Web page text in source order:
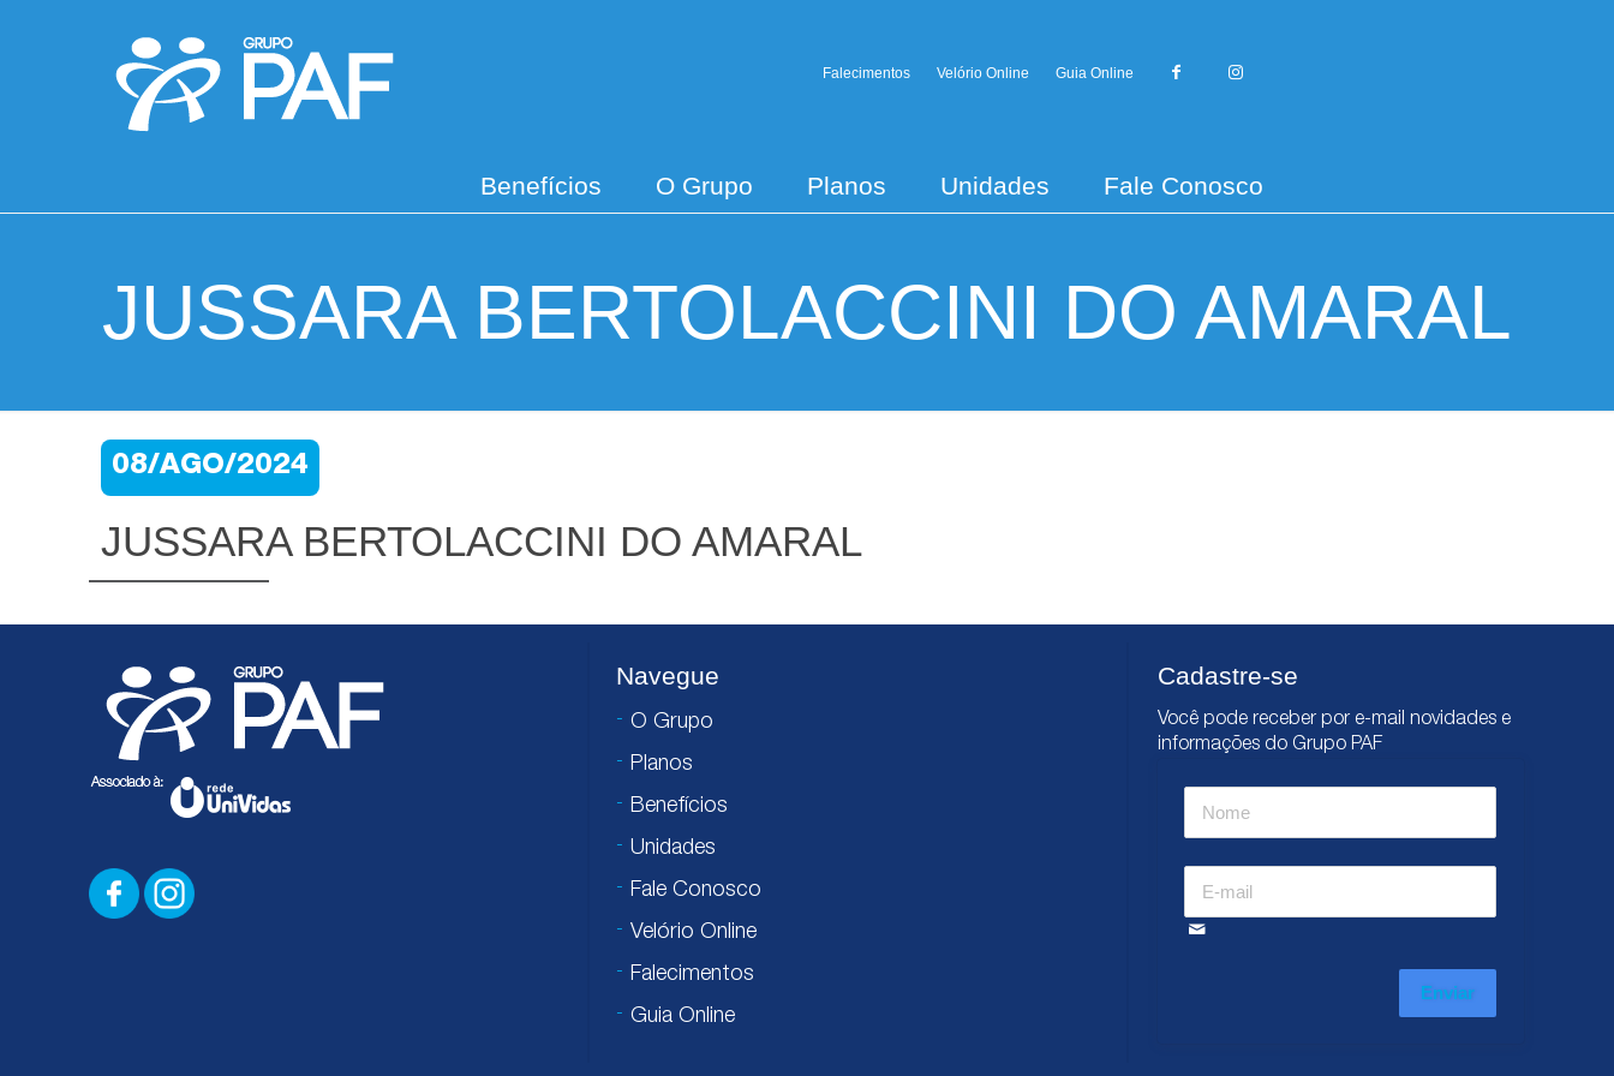
Falecimentos Velório Online Guia Online
Benefícios O Grupo Planos Unidades Fale Conosco
JUSSARA BERTOLACCINI DO AMARAL
08/AGO/2024
JUSSARA BERTOLACCINI DO AMARAL
Navegue
O Grupo
Planos
Benefícios
Unidades
Fale Conosco
Velório Online
Falecimentos
Guia Online
Cadastre-se
Você pode receber por e-mail novidades e
informações do Grupo PAF
Enviar